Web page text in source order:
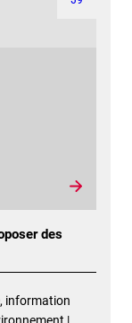
des
information
|